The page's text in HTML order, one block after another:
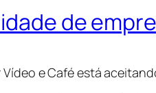
de
Vídeo e Café está